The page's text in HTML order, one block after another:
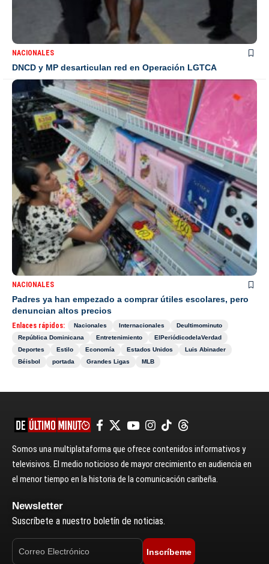
NACIONALES
DNCD y MP desarticulan red en Operación LGTCA
NACIONALES
Padres ya han empezado a comprar útiles escolares, pero
denuncian altos precios
Enlaces rápidos: Nacionales Internacionales
Deultimominuto
República Dominicana
Entretenimiento
ElPeriódicodelaVerdad
Deportes
Estilo Economía Estados Unidos
Luis Abinader
Béisbol
portada Grandes Ligas MLB
Somos una multiplataforma que ofrece contenidos informativos y
televisivos. El medio noticioso de mayor crecimiento en audiencia en
el menor tiempo en la historia de la comunicación caribeña.
Newsletter
Suscríbete a nuestro boletín de noticias.
Inscríbeme